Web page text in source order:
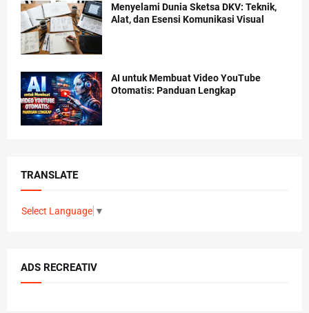
Menyelami Dunia Sketsa DKV: Teknik,
Alat, dan Esensi Komunikasi Visual
AI untuk Membuat Video YouTube
Otomatis: Panduan Lengkap
TRANSLATE
Select Language ▼
ADS RECREATIV